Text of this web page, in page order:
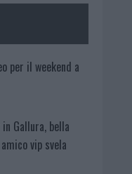
per il weekend a
Gallura, bella
vip svela